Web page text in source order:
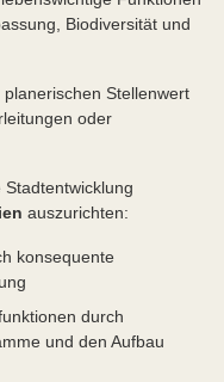
Biodiversität und
Stellenwert
oder
auszurichten:
konsequente
durch
und den Aufbau